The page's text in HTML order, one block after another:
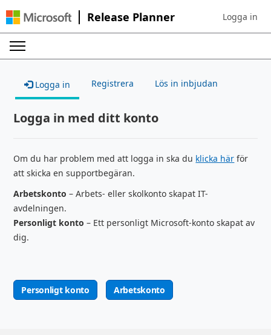
Release Planner Sign in to
Logga in
Logga in Registrera Lös in inbjudan
Logga in med ditt konto
Om du har problem med att logga in ska du klicka här för
att skicka en supportbegäran.
Arbetskonto – Arbets- eller skolkonto skapat IT-
avdelningen.
Personligt konto – Ett personligt Microsoft-konto skapat av
dig.
Personligt konto Arbetskonto